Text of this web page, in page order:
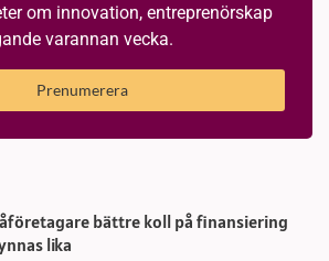
om innovation, entreprenörskap
varannan vecka.
Prenumerera
bättre koll på finansiering
lika